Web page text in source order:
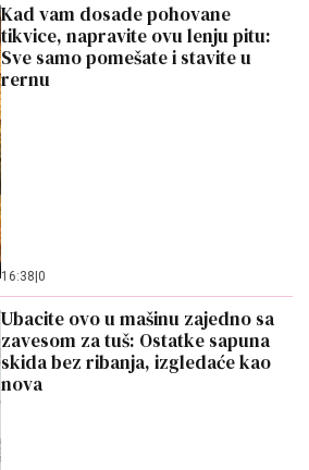
Kad vam dosade pohovane
tikvice, napravite ovu lenju pitu:
Sve samo pomešate i stavite u
rernu
16:38 0
Ubacite ovo u mašinu zajedno sa
zavesom za tuš: Ostatke sapuna
skida bez ribanja, izgledaće kao
nova